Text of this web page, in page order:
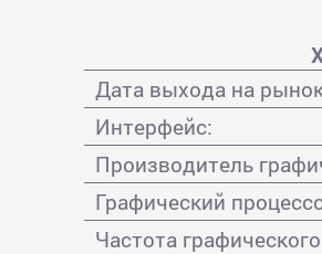
Дата выхода на
Интерфейс:
Производитель
Графический
Частота